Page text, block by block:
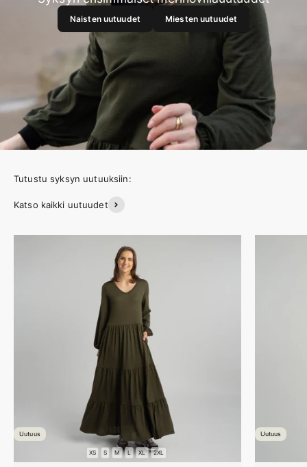
Naisten uutuudet Miesten uutuudet
Katso kaikki uutuudet
Uutuus
XS S M L XL 2XL
Uutuus